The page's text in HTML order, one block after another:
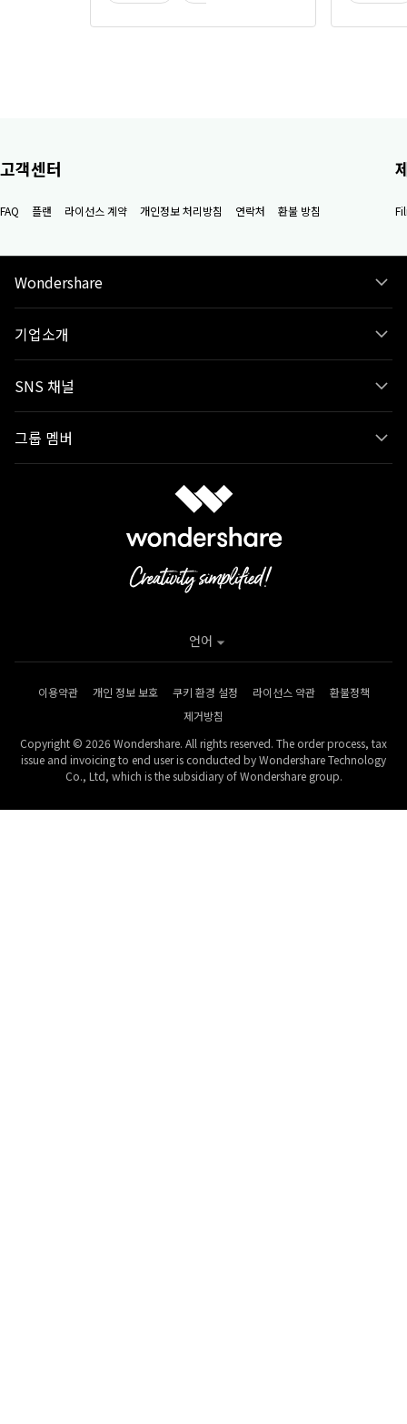
고객센터
FAQ 플랜 라이선스 계약 개인정보 처리방침 연락처 환불 방침
Wondershare
기업소개
SNS 채널
그룹 멤버
이용약관 개인 정보 보호 쿠키 환경 설정 라이선스 약관
환불정책
제거방침
Copyright © 2026 Wondershare. All rights reserved. The order process, tax
issue and invoicing to end user is conducted by Wondershare Technology
Co., Ltd, which is the subsidiary of Wondershare group.
언어